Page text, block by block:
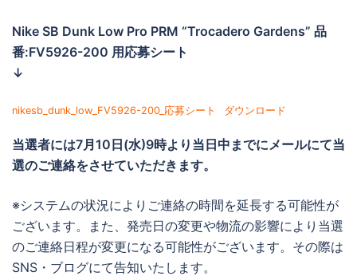
Nike SB Dunk Low Pro PRM “Trocadero Gardens” 品
番:FV5926-200 用応募シート
↓
nikesb_dunk_low_FV5926-200_応募シート ダウンロード
当選者には7月10日(水)9時より当日中までに メールにて当
選のご連絡をさせていただきます。
※システムの状況によりご連絡の時間を延長する可能性が
ございます。また、発売日の変更や物流の影響により当選
のご連絡日程が変更になる可能性がございます。その際は
SNS・ブログにて告知いたします。